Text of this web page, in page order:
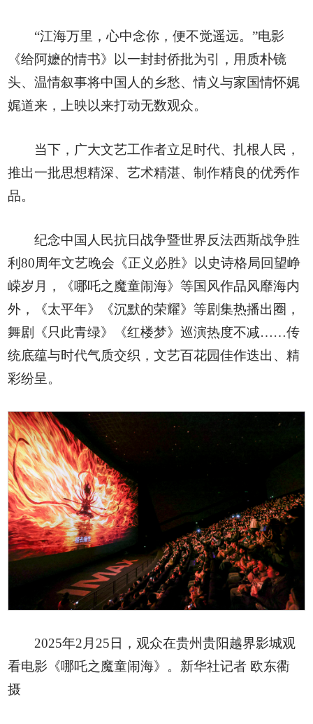
“江海万里，心中念你，便不觉遥远。”电影
《给阿嬷的情书》以一封封侨批为引，用质朴镜
头、温情叙事将中国人的乡愁、情义与家国情怀娓
娓道来，上映以来打动无数观众。
当下，广大文艺工作者立足时代、扎根人民，
推出一批思想精深、艺术精湛、制作精良的优秀作
品。
纪念中国人民抗日战争暨世界反法西斯战争胜
利80周年文艺晚会《正义必胜》以史诗格局回望峥
嵘岁月，《哪吒之魔童闹海》等国风作品风靡海内
外，《太平年》《沉默的荣耀》等剧集热播出圈，
舞剧《只此青绿》《红楼梦》巡演热度不减……传
统底蕴与时代气质交织，文艺百花园佳作迭出、精
彩纷呈。
2025年2月25日，观众在贵州贵阳越界影城观
看电影《哪吒之魔童闹海》。新华社记者 欧东衢
摄